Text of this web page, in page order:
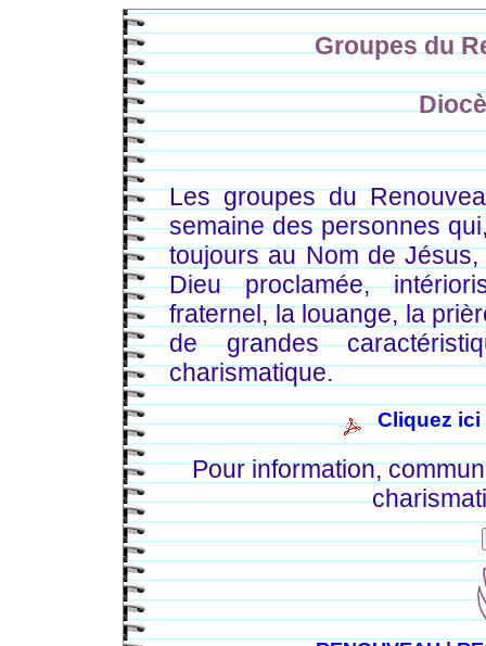
Groupes du
Les groupes du
semaine des personnes
toujours au Nom de
Dieu proclamée,
fraternel, la louange, la
de grandes
charismatique.
Cliquez
Pour information,